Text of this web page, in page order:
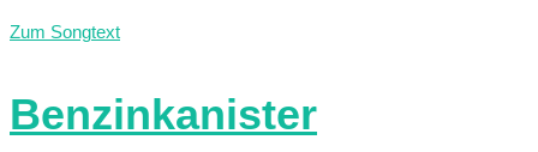
Zum Songtext
Benzinkanister